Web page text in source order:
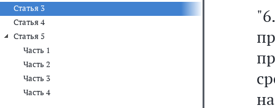
Статья 3
Статья 4
Статья 5
Часть 1
Часть 2
Часть 3
Часть 4